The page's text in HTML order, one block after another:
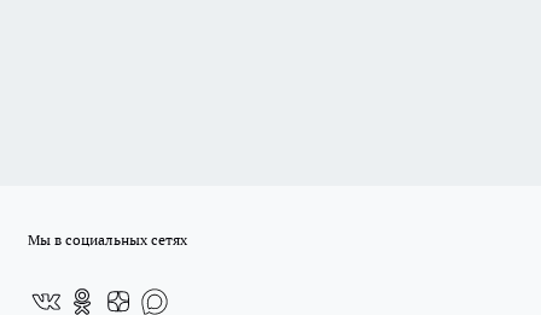
Мы в социальных сетях